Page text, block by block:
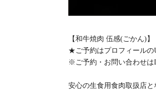
【和牛焼肉 伍感(ごかん)】
★ご予約はプロフィールの
※ご予約・お問い合わせは
安心の生食用食肉取扱店